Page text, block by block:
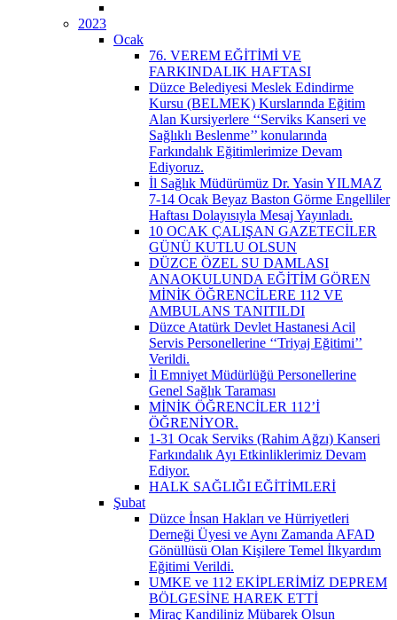
2023
Ocak
76. VEREM EĞİTİMİ VE
FARKINDALIK HAFTASI
Düzce Belediyesi Meslek Edindirme
Kursu (BELMEK) Kurslarında Eğitim
Alan Kursiyerlere ‘‘Serviks Kanseri ve
Sağlıklı Beslenme’’ konularında
Farkındalık Eğitimlerimize Devam
Ediyoruz.
İl Sağlık Müdürümüz Dr. Yasin YILMAZ
7-14 Ocak Beyaz Baston Görme Engelliler
Haftası Dolayısıyla Mesaj Yayınladı.
10 OCAK ÇALIŞAN GAZETECİLER
GÜNÜ KUTLU OLSUN
DÜZCE ÖZEL SU DAMLASI
ANAOKULUNDA EĞİTİM GÖREN
MİNİK ÖĞRENCİLERE 112 VE
AMBULANS TANITILDI
Düzce Atatürk Devlet Hastanesi Acil
Servis Personellerine ‘‘Triyaj Eğitimi’’
Verildi.
İl Emniyet Müdürlüğü Personellerine
Genel Sağlık Taraması
MİNİK ÖĞRENCİLER 112’İ
ÖĞRENİYOR.
1-31 Ocak Serviks (Rahim Ağzı) Kanseri
Farkındalık Ayı Etkinliklerimiz Devam
Ediyor.
HALK SAĞLIĞI EĞİTİMLERİ
Şubat
Düzce İnsan Hakları ve Hürriyetleri
Derneği Üyesi ve Aynı Zamanda AFAD
Gönüllüsü Olan Kişilere Temel İlkyardım
Eğitimi Verildi.
UMKE ve 112 EKİPLERİMİZ DEPREM
BÖLGESİNE HAREK ETTİ
Miraç Kandiliniz Mübarek Olsun